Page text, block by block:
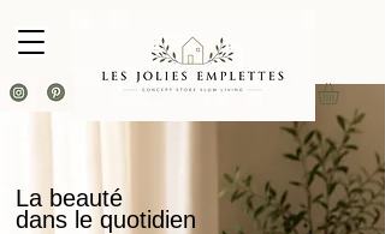
La beauté
dans le quotidien